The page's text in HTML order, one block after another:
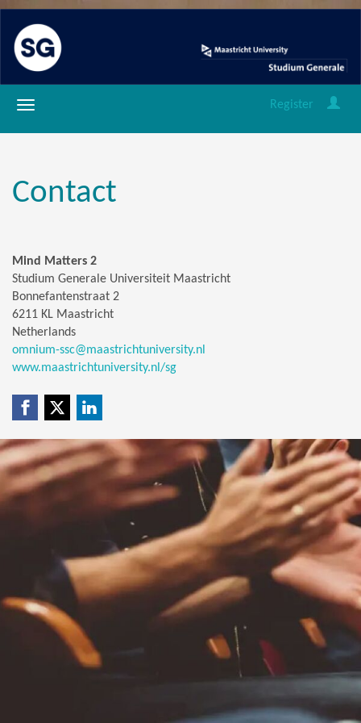
Register
Contact
Mind Matters 2
Studium Generale Universiteit Maastricht
Bonnefantenstraat 2
6211 KL Maastricht
Netherlands
omnium-ssc@maastrichtuniversity.nl
www.maastrichtuniversity.nl/sg